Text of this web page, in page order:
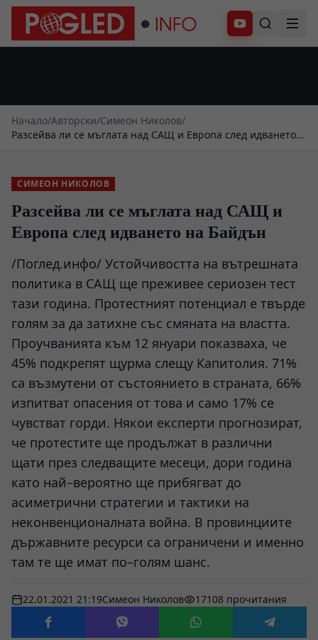
Абонирай се
Начало/Авторски/Симеон Николов/
Разсейва ли се мъглата над САЩ и Европа след идването
СИМЕОН НИКОЛОВ
Разсейва ли се мъглата над САЩ и
Европа след идването на Байдън
/Поглед.инфо/ Устойчивостта на вътрешната
политика в САЩ ще преживее сериозен тест
тази година. Протестният потенциал е твърде
голям за да затихне със смяната на властта.
Проучванията към 12 януари показваха, че
45% подкрепят щурма слещу Капитолия. 71%
са възмутени от състоянието в страната, 66%
изпитват опасения от това и само 17% се
чувстват горди. Някои експерти прогнозират,
че протестите ще продължат в различни
щати през следващите месеци, дори година
като най–вероятно ще прибягват до
асиметрични стратегии и тактики на
неконвенционалната война. В провинциите
държавните ресурси са ограничени и именно
там те ще имат по–голям шанс.
22.01.2021 21:19Симеон Николов 17108 прочитания